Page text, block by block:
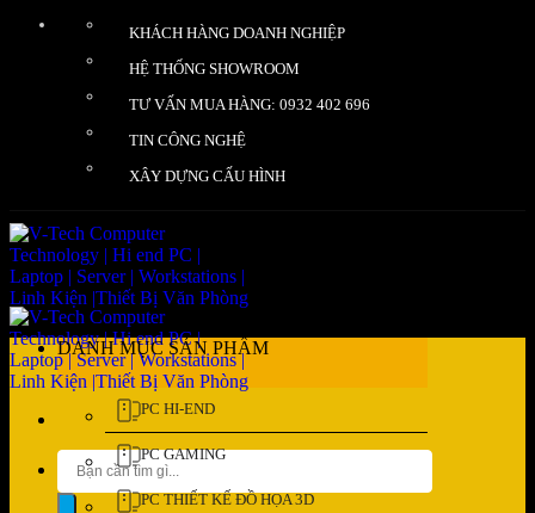
KHÁCH HÀNG DOANH NGHIỆP
HỆ THỐNG SHOWROOM
TƯ VẤN MUA HÀNG: 0932 402 696
TIN CÔNG NGHỆ
XÂY DỰNG CẤU HÌNH
Tìm
kiếm:
DANH MỤC SẢN PHẨM
PC HI-END
PC GAMING
PC THIẾT KẾ ĐỒ HỌA 3D